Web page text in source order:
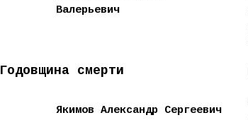
Валерьевич
Годовщина смерти
Якимов Александр Сергеевич